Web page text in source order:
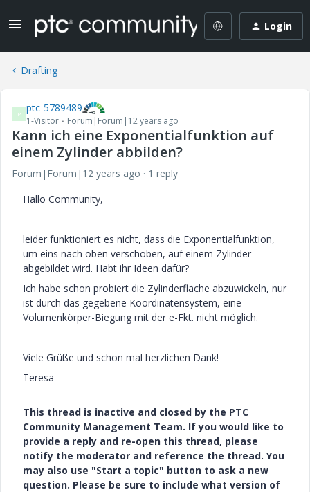
Login
Drafting
P ptc-5789489
1-Visitor Forum|Forum|12 years ago
Kann ich eine Exponentialfunktion auf
einem Zylinder abbilden?
Forum|Forum|12 years ago
1 reply
Hallo Community,
leider funktioniert es nicht, dass die Exponentialfunktion,
um eins nach oben verschoben, auf einem Zylinder
abgebildet wird. Habt ihr Ideen dafür?
Ich habe schon probiert die Zylinderfläche abzuwickeln, nur
ist durch das gegebene Koordinatensystem, eine
Volumenkörper-Biegung mit der e-Fkt. nicht möglich.
Viele Grüße und schon mal herzlichen Dank!
Teresa
This thread is inactive and closed by the PTC
Community Management Team. If you would like to
provide a reply and re-open this thread, please
notify the moderator and reference the thread. You
may also use "Start a topic" button to ask a new
question. Please be sure to include what version of